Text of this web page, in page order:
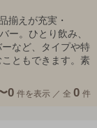
揃えが充実・
ー。ひとり飲み、
など、タイプや特
ともできます。素
0 件を表示 ／ 全 0 件